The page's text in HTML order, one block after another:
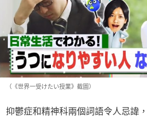
（《世界一受けたい授業》截圖）
抑鬱症和精神科兩個詞語令人忌諱